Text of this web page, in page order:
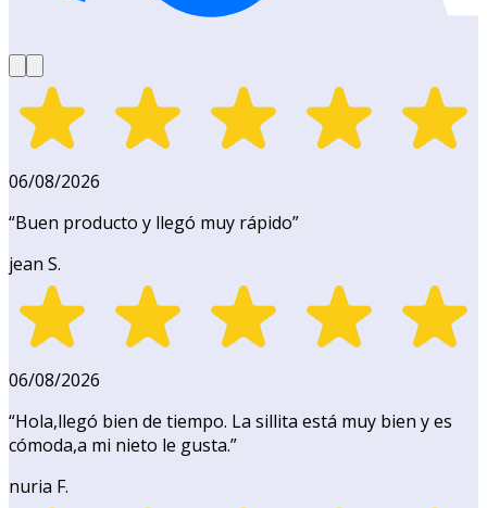
06/08/2026
“Buen producto y llegó muy rápido”
jean S.
06/08/2026
“Hola,llegó bien de tiempo. La sillita está muy bien y es
cómoda,a mi nieto le gusta.”
nuria F.